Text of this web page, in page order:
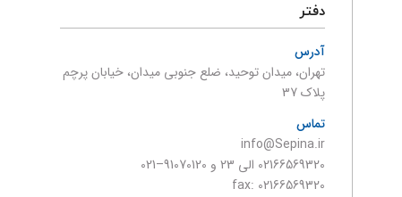
دفتر
آدرس
تهران، میدان توحید، ضلع جنوبی میدان، خیابان پرچم
پلاک 37
تماس
info@Sepina.ir
02166569320 الی 23 و 91070120–021
fax: 02166569320